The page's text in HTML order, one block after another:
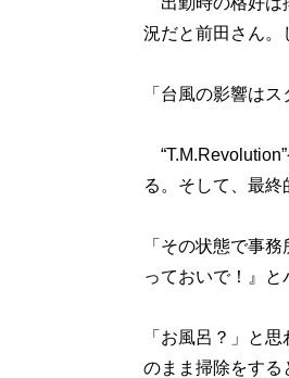
況だと前田さん。
「台風の影響は
る。そして、最終
「その状態で事
っておいで！』と
「お風呂？」と
のまま掃除をする